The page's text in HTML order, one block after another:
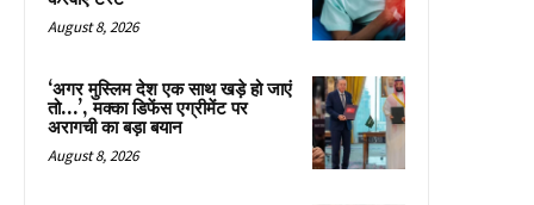
August 8, 2026
‘अगर मुस्लिम देश एक साथ खड़े हो जाएं
तो…’, मक्का डिफेंस एग्रीमेंट पर
अरागची का बड़ा बयान
August 8, 2026